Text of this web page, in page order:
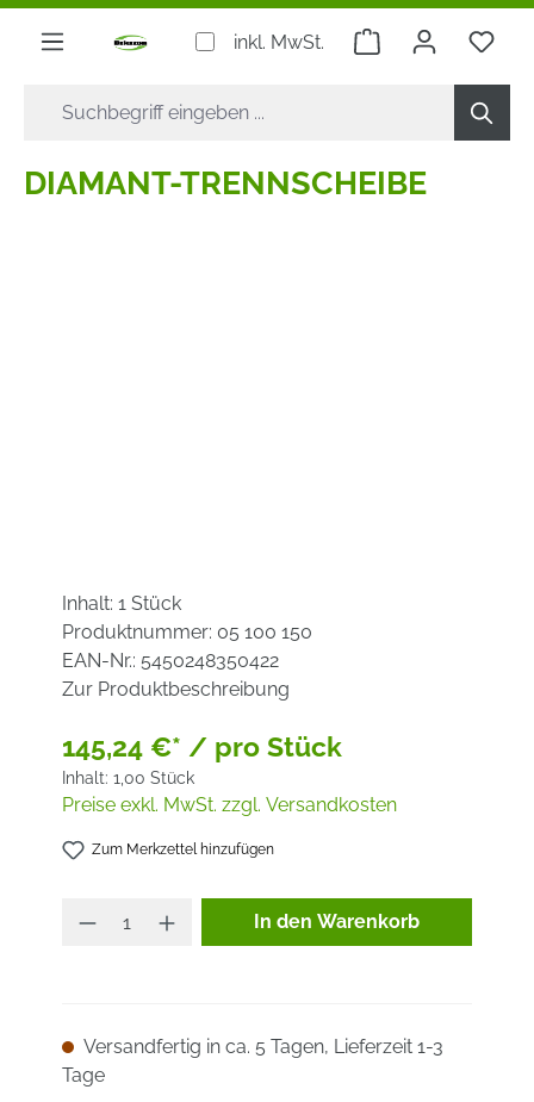
springen
inkl. MwSt. Warenkorb
DIAMANT-TRENNSCHEIBE
Inhalt: 1 Stück
Produktnummer: 05 100 150
EAN-Nr.: 5450248350422
Zur Produktbeschreibung
145,24 €* / pro Stück
Inhalt: 1,00 Stück
Preise exkl. MwSt. zzgl. Versandkosten
Zum Merkzettel hinzufügen
Produkt Anzahl: Gib den
In den Warenkorb
Versandfertig in ca. 5 Tagen, Lieferzeit 1-3
Tage